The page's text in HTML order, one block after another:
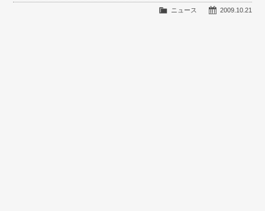
2009.10.21
ニュース